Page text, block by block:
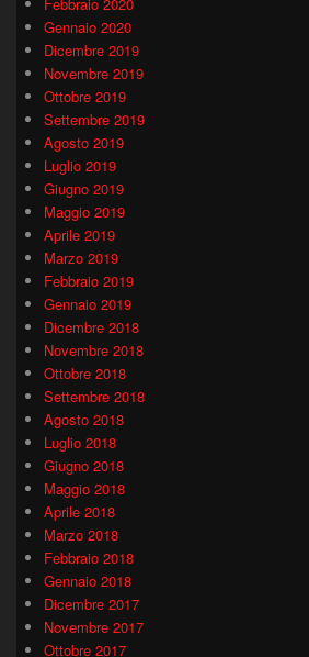
Febbraio 2020
Gennaio 2020
Dicembre 2019
Novembre 2019
Ottobre 2019
Settembre 2019
Agosto 2019
Luglio 2019
Giugno 2019
Maggio 2019
Aprile 2019
Marzo 2019
Febbraio 2019
Gennaio 2019
Dicembre 2018
Novembre 2018
Ottobre 2018
Settembre 2018
Agosto 2018
Luglio 2018
Giugno 2018
Maggio 2018
Aprile 2018
Marzo 2018
Febbraio 2018
Gennaio 2018
Dicembre 2017
Novembre 2017
Ottobre 2017